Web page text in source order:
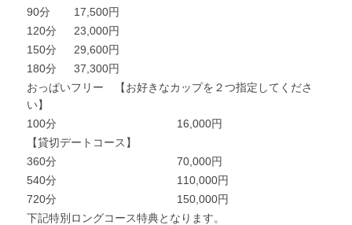
90分
17,500円
120分
23,000円
150分
29,600円
180分
37,300円
おっぱいフリー 【お好きなカップを２つ指定してくださ
い】
100分
16,000円
【貸切デートコース】
360分
70,000円
540分
110,000円
720分
150,000円
下記特別ロングコース特典となります。